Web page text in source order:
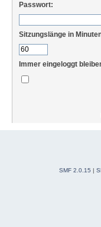
Passwort:
Sitzungslänge in
Immer eingeloggt
SMF 2.0.15 |